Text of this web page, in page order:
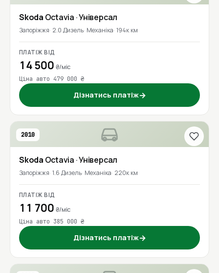
Skoda Octavia · Універсал
Запоріжжя 2.0 Дизель Механіка 194к км
ПЛАТІЖ ВІД
14 500 ₴/міс
Ціна авто 479 000 ₴
Дізнатись платіж→
2010
Skoda Octavia · Універсал
Запоріжжя 1.6 Дизель Механіка 220к км
ПЛАТІЖ ВІД
11 700 ₴/міс
Ціна авто 385 000 ₴
Дізнатись платіж→